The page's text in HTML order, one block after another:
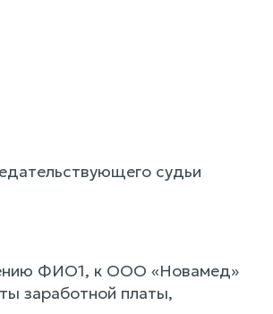
судьи
ФИО1, к ООО «Новамед»
заработной платы,